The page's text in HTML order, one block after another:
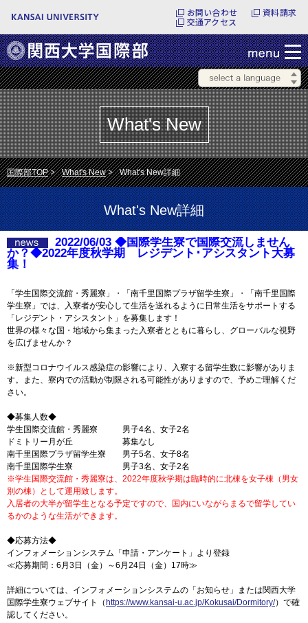
お問い合わせ
資料請求
交通アクセス
What's New
国際部TOP What's New What's New詳細
What's New詳細
2022/06/03 ◆国際学生寮で国際交流しません
か？◆2022年度秋学期 レジデント･アシスタント大募
集！
「学生国際交流館・秀麗寮」・「南千里国際プラザ留学生寮」・「南千里国際
学生寮」では、入寮者が安心して生活を送れるように日常生活をサポートする
「レジデント・アシスタント」を募集します！
世界の様々な国・地域から集まった入寮者とともに暮らし、グローバルな視野
を広げませんか？
※新型コロナウイルス感染症の影響により、入寮する留学生数に影響がありま
す。また、寮内での活動が制限される可能性がありますので、予めご理解くだ
さい。
◆募集人数◆
学生国際交流館・秀麗寮 男子4名、女子2名
ドミトリー月が丘 募集なし
南千里国際プラザ留学生寮 男子5名、女子8名
南千里国際学生寮 男子3名、女子2名
※学生国際交流館・秀麗寮は、2022年度秋学期は臨時的に北棟を女子棟（男女
別の棟）として運用致します。
入居者の大半が留学生となる予定ですので、国内にいながらまるで留学してい
るかのような生活ができます。
◆応募方法◆
インフォメーションシステム「申請・アンケート」より登録
≪応募期間：6月3日（金）～6月24日（金）17時≫
詳細については、インフォメーションシステムの「お知らせ」または関西大学
国際学生寮ウェブサイト（ https://www.kansai-u.ac.jp/Kokusai/Dormitory/）で確
認してください。